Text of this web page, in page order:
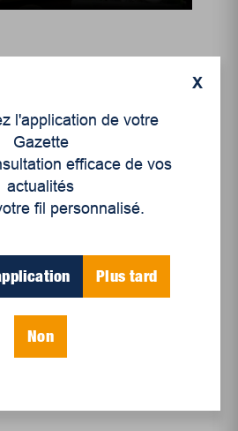
: Au-
X
l'application de votre
Gazette
efficace de vos
actualités
fil personnalisé.
Plus tard
Non